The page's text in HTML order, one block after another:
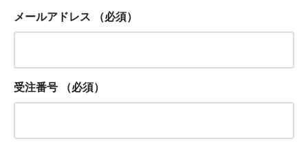
メールアドレス （必須）
受注番号 （必須）